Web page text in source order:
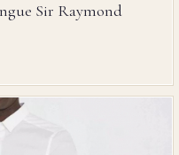
Sir Raymond